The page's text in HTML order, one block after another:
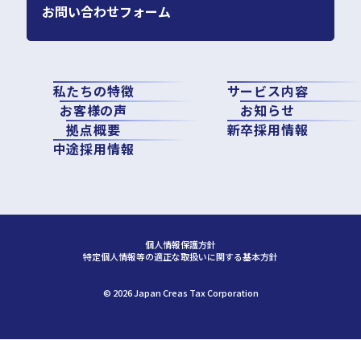
私たちの特徴
サービス内容
お客様の声
お知らせ
拠点概要
新卒採用情報
中途採用情報
お問い合わせフォーム
個人情報保護方針
特定個人情報等の適正な取扱いに関する基本方針
©︎ 2026 Japan Creas Tax Corporation